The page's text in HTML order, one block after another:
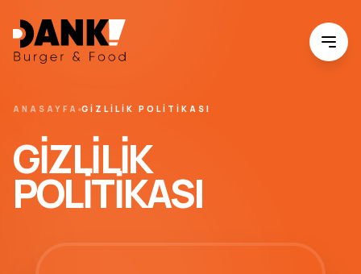
ANASAYFA GIZLILIK POLITIKASI
GIZLILIK
POLITIKASI